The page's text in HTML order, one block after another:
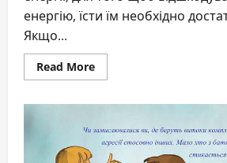
енергію, їсти їм необхідно
Якщо...
Read MoreRead
more
організації
харчування
дітей!